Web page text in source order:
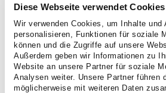
Diese Webseite verwendet Cookies
Wir verwenden Cookies, um Inhalte und
personalisieren, Funktionen für soziale
können und die Zugriffe auf unsere
Außerdem geben wir Informationen zu
Website an unsere Partner für soziale
Analysen weiter. Unsere Partner führen
möglicherweise mit weiteren Daten
über Doctolib .
Eine Magenspiegelung
ambulante Einzeluntersuchung